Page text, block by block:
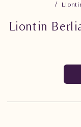
Liontin